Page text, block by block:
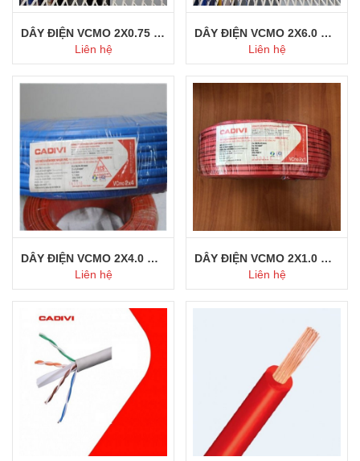
DÂY ĐIỆN VCMO 2X0.75 CADIVI
Liên hệ
DÂY ĐIỆN VCMO 2X6.0 CADIVI
Liên hệ
DÂY ĐIỆN VCMO 2X4.0 CADIVI
Liên hệ
DÂY ĐIỆN VCMO 2X1.0 CADIVI
Liên hệ